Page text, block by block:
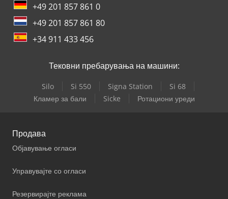
+49 201 857 861 0
+49 201 857 861 80
+34 911 433 456
Тековни пребарувања на машини:
Silo Si 550 Signa Station
Si 68
Кламер за бали
Sicke Ротациони уреди
Продава
Објавување огласи
Управувајте со огласи
Резервирајте реклама